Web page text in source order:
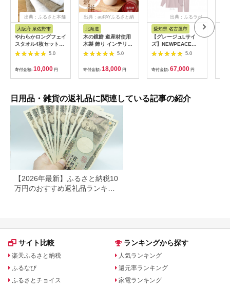
出典：ふるさと本舗
大阪府 泉佐野市
やわらかロングフェイ
スタオル4枚セットB
G4567
5.0
寄付金額: 10,000 円
出典：auPAYふるさと納
北海道
木の鏡餅 道産材使用
木製 飾り インテリア
HOKKAIDO WOOD
木製 鏡餅 正月飾り イ
ンテリア 日本製 北海
道 道産材 木工 雑貨
縁起物 ギフト おしゃ
5.0
寄付金額: 18,000 円
出典：ふるラボ
愛知県 名古屋市
【グレージュLサイ
ズ】NEWPEACE
Recovery Wear
Sleep Set Long
5.0
寄付金額: 67,000 円
日用品・雑貨の返礼品に関連している記事の紹介
【2026年最新】ふるさと納税10
万円のおすすめ返礼品ランキン
サイト比較
楽天ふるさと納税
ふるなび
ふるさとチョイス
ランキングから探す
人気ランキング
還元率ランキング
家電ランキング